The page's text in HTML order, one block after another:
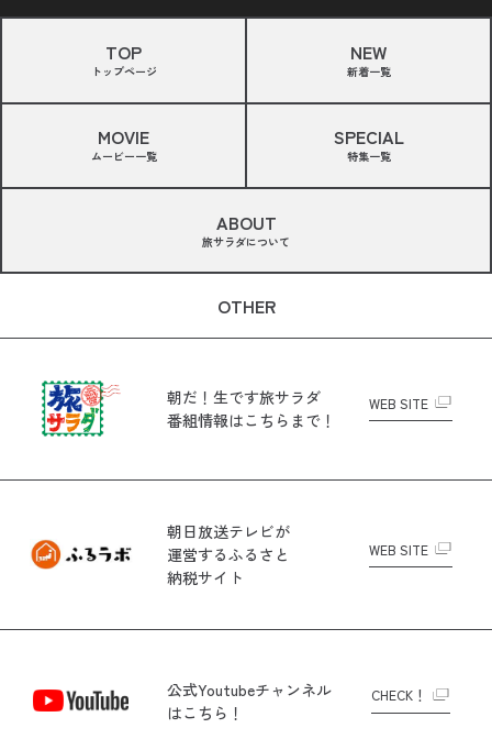
TOP
トップページ
NEW
新着一覧
MOVIE
ムービー一覧
SPECIAL
特集一覧
ABOUT
旅サラダについて
OTHER
朝だ！生です旅サラダ
番組情報はこちらまで！
WEB SITE
朝日放送テレビが
運営するふるさと
納税サイト
WEB SITE
公式Youtubeチャンネル
はこちら！
CHECK！